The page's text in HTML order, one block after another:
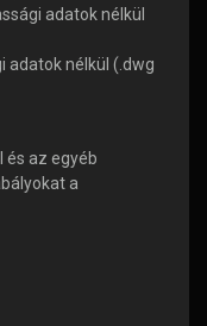
adatok nélkül
adatok nélkül (.dwg
és az egyéb
a